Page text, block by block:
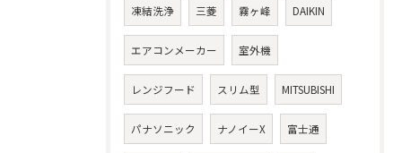
凍結洗浄 三菱 霧ヶ峰 DAIKIN
エアコンメーカー 室外機
レンジフード スリム型 MITSUBISHI
パナソニック ナノイーX 富士通